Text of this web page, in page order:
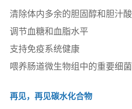
清除体内多余的胆固醇和胆汁酸
调节血糖和血脂水平
支持免疫系统健康
喂养肠道微生物组中的重要细菌
再见，再见碳水化合物